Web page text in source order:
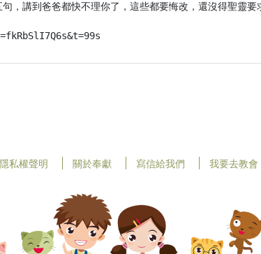
，講到爸爸都快不理你了，這些都要悔改，還沒得聖靈要
隱私權聲明 關於奉獻 寫信給我們 我要去教會